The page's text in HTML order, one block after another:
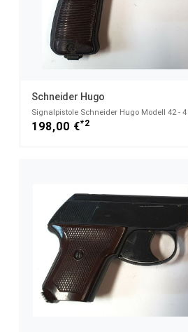
Schneider Hugo
Signalpistole Schneider Hugo Modell 42 -
198,00 €*2